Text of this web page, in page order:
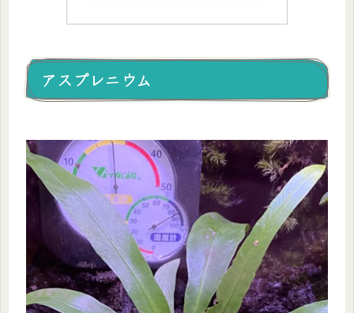
アスプレニウム